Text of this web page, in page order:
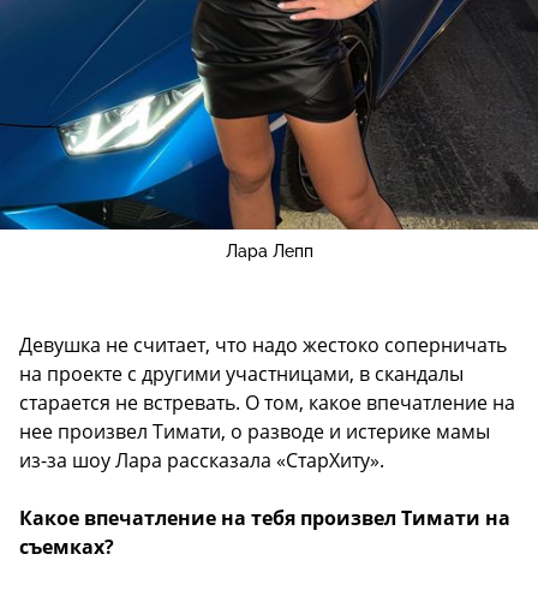
Лара Лепп
Девушка не считает, что надо жестоко соперничать
на проекте с другими участницами, в скандалы
старается не встревать. О том, какое впечатление на
нее произвел Тимати, о разводе и истерике мамы
из-за шоу Лара рассказала «СтарХиту».
Какое впечатление на тебя произвел Тимати на
съемках?